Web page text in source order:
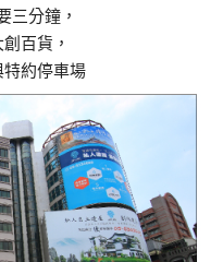
三分鐘，
百貨，
約停車場